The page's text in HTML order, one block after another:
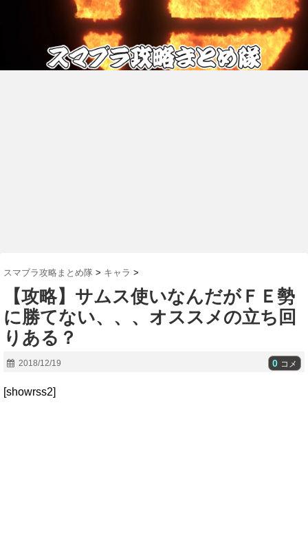
スマブラ攻略まとめ隊 > キャラ >
【攻略】サムス使いなんだがＦＥ勢
に勝てない、、、オススメの立ち回
りある？
2018/12/19 0 コメ
[showrss2]